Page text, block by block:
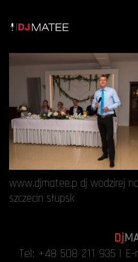
www.djmatee.p dj wodzirej
szczecin słupsk
Dj
Tel: +48 508 211 935 | E-